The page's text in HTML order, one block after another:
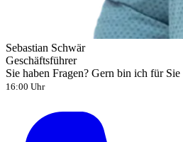
Sebastian Schwär
Geschäftsführer
Sie haben Fragen? Gern bin ich für Sie
16:00 Uhr